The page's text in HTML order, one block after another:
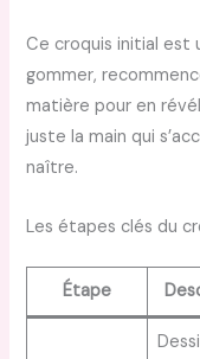
Ce croquis initial est
gommer,
matière pour en
juste la main qui
naître.
Les étapes clés du
Étape